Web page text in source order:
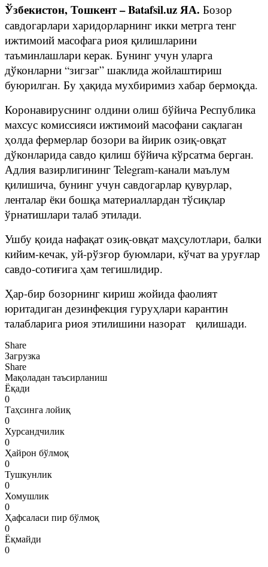
Ўзбекистон, Тошкент – Batafsil.uz ЯА. Бозор
савдогарлари харидорларнинг икки метрга тенг
ижтимоий масофага риоя қилишларини
таъминлашлари керак. Бунинг учун уларга
дўконларни “зигзаг” шаклида жойлаштириш
буюрилган. Бу ҳақида мухбиримиз хабар бермоқда.
Коронавируснинг олдини олиш бўйича Республика
махсус комиссияси ижтимоий масофани сақлаган
ҳолда фермерлар бозори ва йирик озиқ-овқат
дўконларида савдо қилиш бўйича кўрсатма берган.
Адлия вазирлигининг Telegram-канали маълум
қилишича, бунинг учун савдогарлар қувурлар,
ленталар ёки бошқа материаллардан тўсиқлар
ўрнатишлари талаб этилади.
Ушбу қоида нафақат озиқ-овқат маҳсулотлари, балки
кийим-кечак, уй-рўзғор буюмлари, кўчат ва уруғлар
савдо-сотиғига ҳам тегишлидир.
Ҳар-бир бозорнинг кириш жойида фаолият
юритадиган дезинфекция гуруҳлари карантин
талабларига риоя этилишини назорат қилишади.
Share
Загрузка
Share
Мақоладан таъсирланиш
Ёқади
0
Таҳсинга лойиқ
0
Хурсандчилик
0
Ҳайрон бўлмоқ
0
Тушкунлик
0
Хомушлик
0
Ҳафсаласи пир бўлмоқ
0
Ёқмайди
0